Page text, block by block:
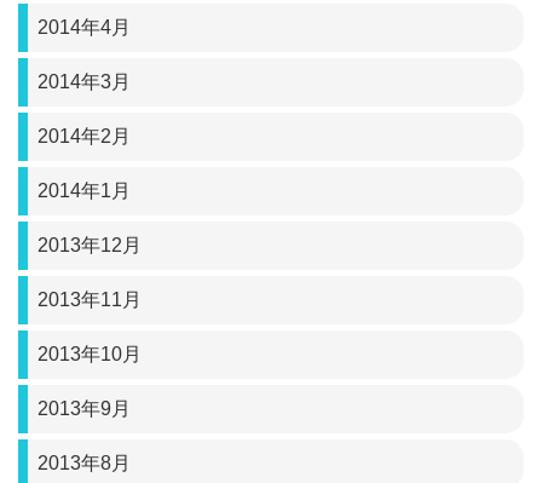
2014年4月
2014年3月
2014年2月
2014年1月
2013年12月
2013年11月
2013年10月
2013年9月
2013年8月